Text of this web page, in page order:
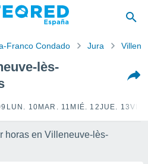
Franco Condado Jura
lès-
LUN. 10 MAR. 11 MIÉ. 12JUE. 13VIE.
horas en Villeneuve-lès-